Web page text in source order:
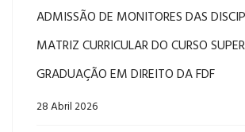
ADMISSÃO DE MONITORES DAS
MATRIZ CURRICULAR DO CURSO
GRADUAÇÃO EM DIREITO DA FDF
28 Abril 2026